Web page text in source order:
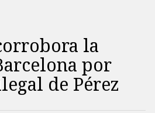
la
por
de Pérez